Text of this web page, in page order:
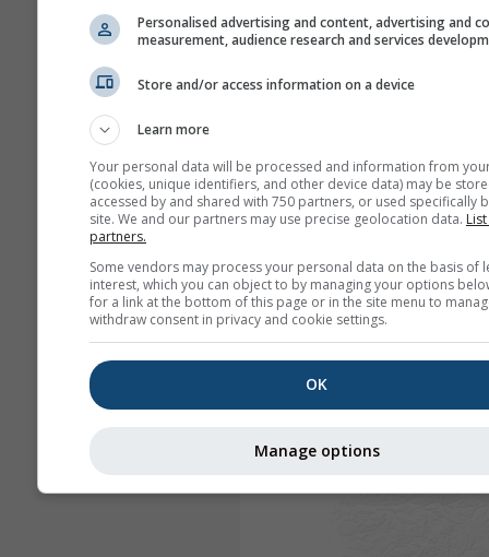
Personalised advertising and content, advertising and
measurement, audience research and services
Store and/or access information on a device
Learn more
Your personal data will be processed and information from
(cookies, unique identifiers, and other device data) may be
accessed by and shared with 750 partners, or used specifically
site. We and our partners may use precise geolocation data.
partners.
Some vendors may process your personal data on the basis of
interest, which you can object to by managing your options
for a link at the bottom of this page or in the site menu to
withdraw consent in privacy and cookie settings.
OK
Manage options